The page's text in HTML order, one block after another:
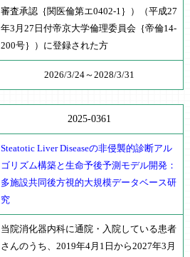
審査承認｛関医倫第エ0402-1｝）（平成27
年3月27日付帝京大学倫理委員会｛帝倫14-
200号｝）に登録された方
2026/3/24～2028/3/31
2025-0361
Steatotic Liver Diseaseの非侵襲的診断アル
ゴリズム構築と生命予後予測モデル開発：
多施設共同後方視的大規模データベース研
究
当院消化器内科に通院・入院している患者
さんのうち、2019年4月1日から2027年3月